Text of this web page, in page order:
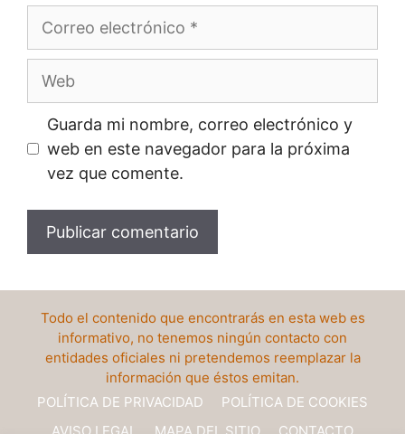
Correo
electrónico
Guarda mi nombre, correo electrónico y
web en este navegador para la próxima
vez que comente.
Todo el contenido que encontrarás en esta web es
informativo, no tenemos ningún contacto con
entidades oficiales ni pretendemos reemplazar la
información que éstos emitan.
POLÍTICA DE PRIVACIDAD
POLÍTICA DE COOKIES